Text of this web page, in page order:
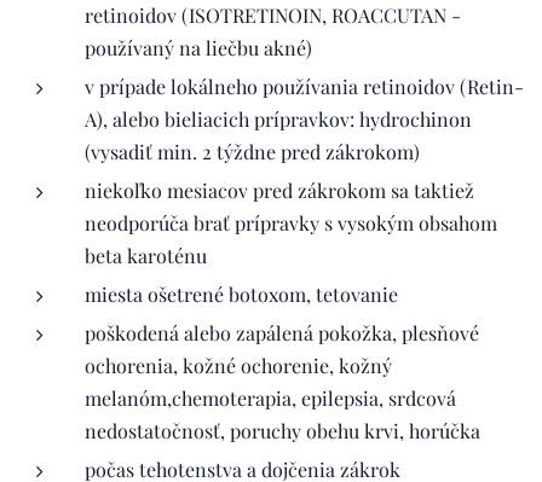
retinoidov (ISOTRETINOIN, ROACCUTAN -
používaný na liečbu akné)
v prípade lokálneho používania retinoidov (Retin-
A), alebo bieliacich prípravkov: hydrochinon
(vysadiť min. 2 týždne pred zákrokom)
niekoľko mesiacov pred zákrokom sa taktiež
neodporúča brať prípravky s vysokým obsahom
beta karoténu
miesta ošetrené botoxom, tetovanie
poškodená alebo zapálená pokožka, plesňové
ochorenia, kožné ochorenie, kožný
melanóm,chemoterapia, epilepsia, srdcová
nedostatočnosť, poruchy obehu krvi, horúčka
počas tehotenstva a dojčenia zákrok